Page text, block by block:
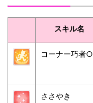
スキル名
コーナー巧者○
ささやき